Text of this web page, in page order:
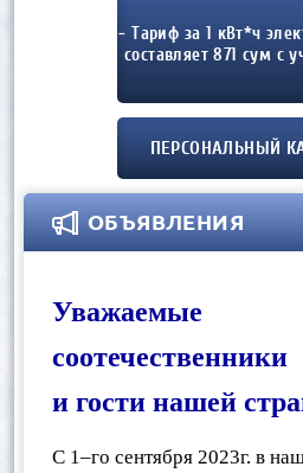
- Тариф за 1 кВт*ч
составляет 871 сум с
ПЕРСОНАЛЬНЫЙ
ОБЪЯВЛЕНИЯ
Уважаемые
соотечественники
и гости нашей
С 1–го сентября 2023г. в